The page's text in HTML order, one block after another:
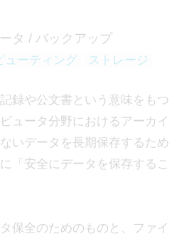
タ / バックアップ
ューティング ストレージ
録や公文書という意味をもつ
ュータ分野におけるアーカイ
いデータを長期保存するため
「安全にデータを保存するこ
保全のためのものと、ファイ